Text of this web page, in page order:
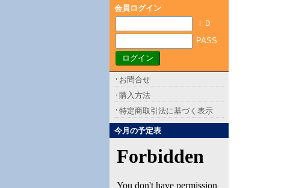
会員ログイン
ＩＤ
PASS
お問合せ
購入方法
特定商取引法に基づく表示
今月の予定表